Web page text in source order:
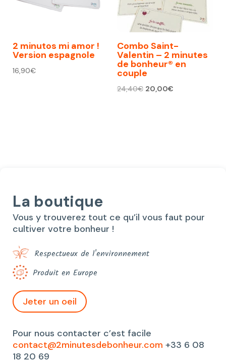
2 minutos mi amor !
Version espagnole
16,90€
Combo Saint-
Valentin – 2 minutes
de bonheur® en
couple
24,40€ Le
20,00€Le
La boutique
Vous y trouverez tout ce qu’il vous faut pour
cultiver votre bonheur !
Respectueux de l'environnement
Produit en Europe
Jeter un oeil
Pour nous contacter c’est facile
contact@2minutesdebonheur.com +33 6 08
18 20 69